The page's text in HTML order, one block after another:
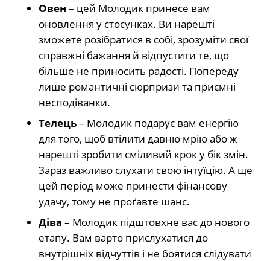
Овен – цей Молодик принесе вам
оновлення у стосунках. Ви нарешті
зможете розібратися в собі, зрозуміти свої
справжні бажання й відпустити те, що
більше не приносить радості. Попереду
лише романтичні сюрпризи та приємні
несподіванки.
Телець– Молодик подарує вам енергію
для того, щоб втілити давню мрію або ж
нарешті зробити сміливий крок у бік змін.
Зараз важливо слухати свою інтуїцію. А ще
цей період може принести фінансову
удачу, тому не проґавте шанс.
Діва – Молодик підштовхне вас до нового
етапу. Вам варто прислухатися до
внутрішніх відчуттів і не боятися слідувати